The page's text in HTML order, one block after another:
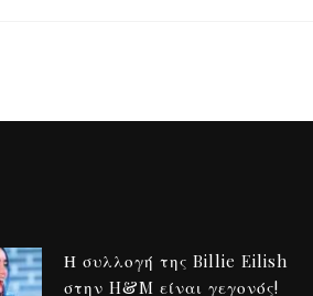
Η συλλογή της Billie Eilish
στην H&M είναι γεγονός!